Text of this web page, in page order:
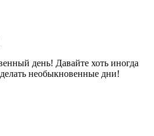
день! Давайте хоть иногда
необыкновенные дни!